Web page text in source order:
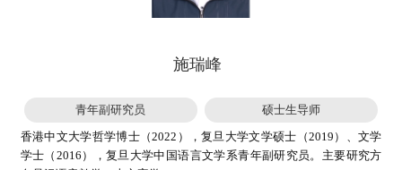
施瑞峰
青年副研究员
硕士生导师
香港中文大学哲学博士（2022），复旦大学文学硕士（2019）、文学
学士（2016），复旦大学中国语言文学系青年副研究员。主要研究方